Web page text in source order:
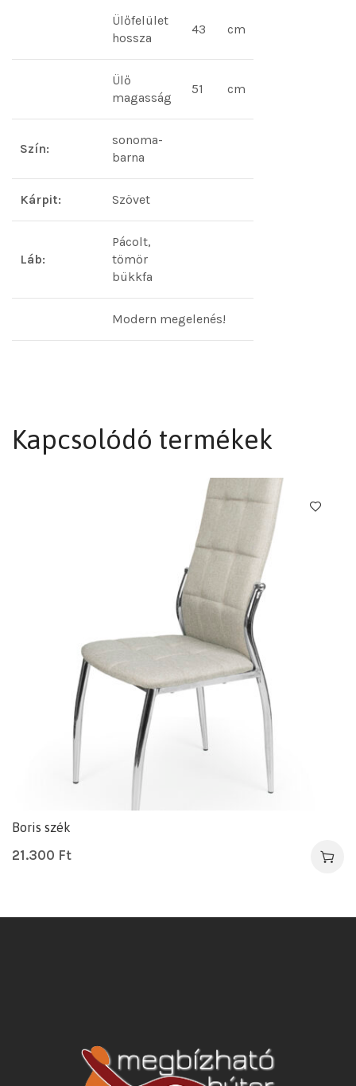
Ülőfelület
hossza
43 cm
Ülő
magasság
51 cm
Szín:
sonoma-
barna
Kárpit: Szövet
Láb:
Pácolt,
tömör
bükkfa
Modern megelenés!
Kapcsolódó termékek
Boris szék
21.300 Ft